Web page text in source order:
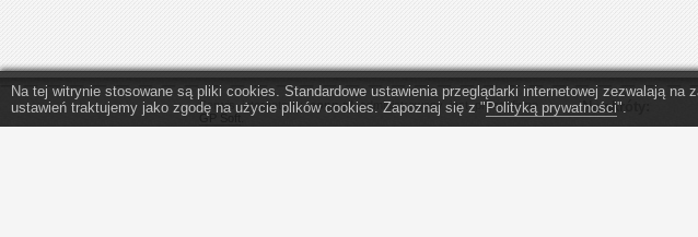
Serwis internetowyeopp.pladministrowany jest przez firmę
GP Soft
Na skróty:
Na tej witrynie stosowane są pliki cookies. Standardowe ustawienia przeglądarki internetowej zezwalają
ustawień traktujemy jako zgodę na użycie plików cookies. Zapoznaj się z " Polityką prywatności".